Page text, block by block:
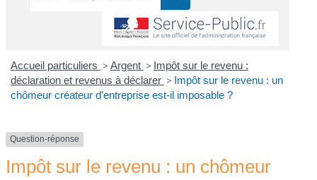
Accueil particuliers > Argent > Impôt sur le revenu :
déclaration et revenus à déclarer > Impôt sur le revenu : un
chômeur créateur d'entreprise est-il imposable ?
Question-réponse
Impôt sur le revenu : un chômeur